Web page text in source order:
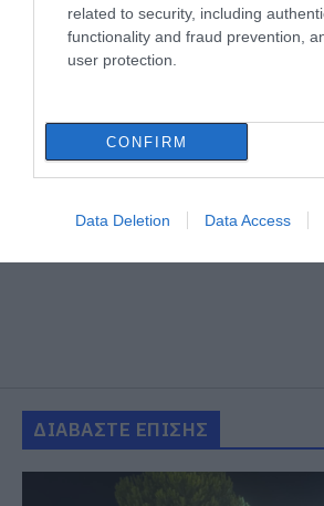
related to security, including
functionality and fraud prevention,
user protection.
CONFIRM
Data Deletion Data Access
ΔΙΑΒΑΣΤΕ ΕΠΙΣΗΣ